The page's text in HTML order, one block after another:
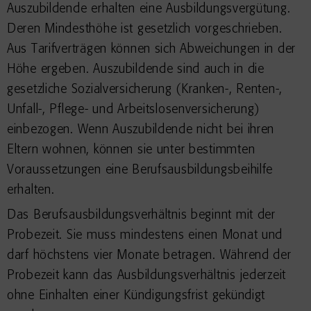
Auszubildende erhalten eine Ausbildungsvergütung.
Deren Mindesthöhe ist gesetzlich vorgeschrieben.
Aus Tarifverträgen können sich Abweichungen in der
Höhe ergeben. Auszubildende sind auch in die
gesetzliche Sozialversicherung (Kranken-, Renten-,
Unfall-, Pflege- und Arbeitslosenversicherung)
einbezogen. Wenn Auszubildende nicht bei ihren
Eltern wohnen, können sie unter bestimmten
Voraussetzungen eine Berufsausbildungsbeihilfe
erhalten.
Das Berufsausbildungsverhältnis beginnt mit der
Probezeit. Sie muss mindestens einen Monat und
darf höchstens vier Monate betragen. Während der
Probezeit kann das Ausbildungsverhältnis jederzeit
ohne Einhalten einer Kündigungsfrist gekündigt